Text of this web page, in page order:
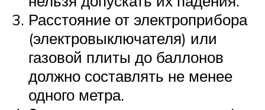
Расстояние от электроприбора
(электровыключателя) или
газовой плиты до баллонов
должно составлять не менее
одного метра.